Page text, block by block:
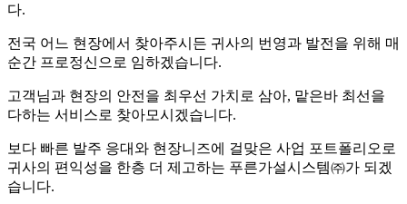
다.
전국 어느 현장에서 찾아주시든 귀사의 번영과 발전을 위해 매
순간 프로정신으로 임하겠습니다.
고객님과 현장의 안전을 최우선 가치로 삼아, 맡은바 최선을
다하는 서비스로 찾아모시겠습니다.
보다 빠른 발주 응대와 현장니즈에 걸맞은 사업 포트폴리오로
귀사의 편익성을 한층 더 제고하는 푸른가설시스템㈜가 되겠
습니다.